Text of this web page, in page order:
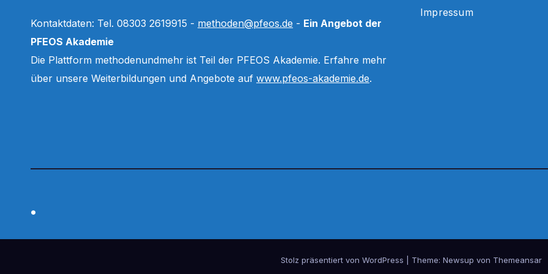
Kontaktdaten: Tel. 08303 2619915 - methoden@pfeos.de - Ein Angebot der
PFEOS Akademie
Die Plattform methodenundmehr ist Teil der PFEOS Akademie. Erfahre mehr
über unsere Weiterbildungen und Angebote auf www.pfeos-akademie.de.
Impressum
.
Stolz präsentiert von WordPress Theme: Newsup von Themeansar